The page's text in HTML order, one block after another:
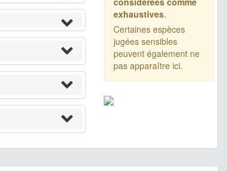
exhaustives.
Certaines espèces
jugées sensibles
peuvent également ne
pas apparaître ici.